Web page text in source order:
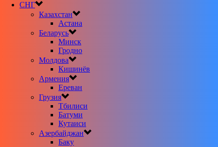
СНГ
Казахстан
Астана
Беларусь
Минск
Гродно
Молдова
Кишинёв
Армения
Ереван
Грузия
Тбилиси
Батуми
Кутаиси
Азербайджан
Баку